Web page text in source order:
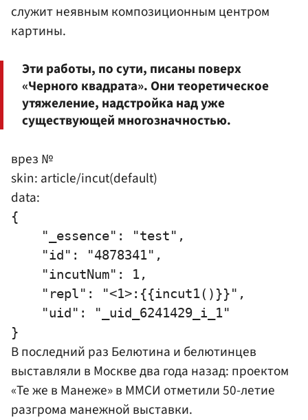
служит неявным композиционным центром
картины.
Эти работы, по сути, писаны поверх
«Черного квадрата». Они теоретическое
утяжеление, надстройка над уже
существующей многозначностью.
врез №
skin: article/incut(default)
data:
{
    "_essence": "test",
    "id": "4878341",
    "incutNum": 1,
    "repl": "<1>:{{incut1()}}",
    "uid": "_uid_6241429_i_1"
В последний раз Белютина и белютинцев
выставляли в Москве два года назад: проектом
«Те же в Манеже» в ММСИ отметили 50-летие
разгрома манежной выставки.